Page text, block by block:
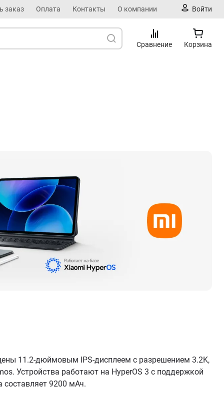
заказ Оплата Контакты О компании Войти
Сравнение Корзина
11.2-дюймовым IPS-дисплеем с разрешением 3.2K,
Устройства работают на HyperOS 3 с поддержкой
9200 мАч.